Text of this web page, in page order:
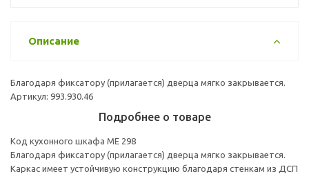
Описание
Благодаря фиксатору (прилагается) дверца мягко закрывается.
Артикул: 993.930.46
Подробнее о товаре
Код кухонного шкафа ME 298
Благодаря фиксатору (прилагается) дверца мягко закрывается.
Каркас имеет устойчивую конструкцию благодаря стенкам из ДСП